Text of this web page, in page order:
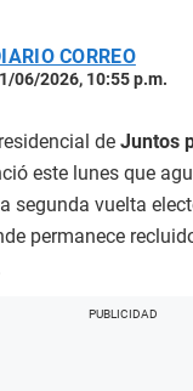
CORREO
06/2026, 10:55 p.m.
de Juntos
este lunes que
segunda vuelta
permanece